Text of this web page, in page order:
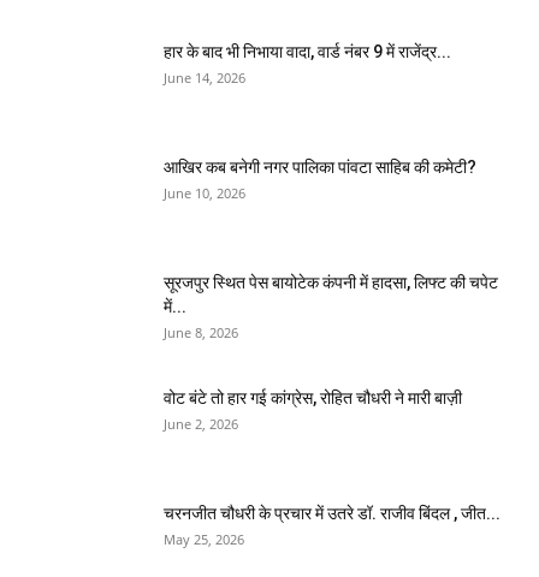
हार के बाद भी निभाया वादा, वार्ड नंबर 9 में राजेंद्र...
June 14, 2026
आखिर कब बनेगी नगर पालिका पांवटा साहिब की कमेटी?
June 10, 2026
सूरजपुर स्थित पेस बायोटेक कंपनी में हादसा, लिफ्ट की चपेट
में...
June 8, 2026
वोट बंटे तो हार गई कांग्रेस, रोहित चौधरी ने मारी बाज़ी
June 2, 2026
चरनजीत चौधरी के प्रचार में उतरे डॉ. राजीव बिंदल , जीत...
May 25, 2026